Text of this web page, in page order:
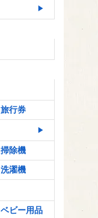
旅行券
掃除機
洗濯機
ベビー用品